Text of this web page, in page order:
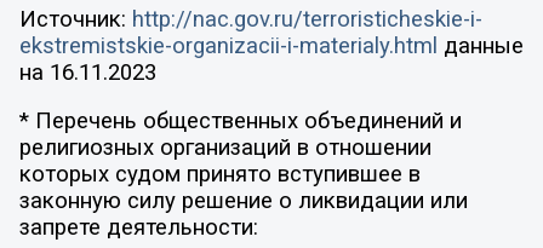
Источник: http://nac.gov.ru/terroristicheskie-i-
ekstremistskie-organizacii-i-materialy.html данные
на 16.11.2023
* Перечень общественных объединений и
религиозных организаций в отношении
которых судом принято вступившее в
законную силу решение о ликвидации или
запрете деятельности: